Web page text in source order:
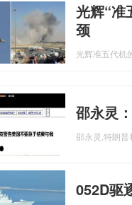
光辉“准
颈
光辉准五代机
邵永灵
邵永灵,特朗
052D驱